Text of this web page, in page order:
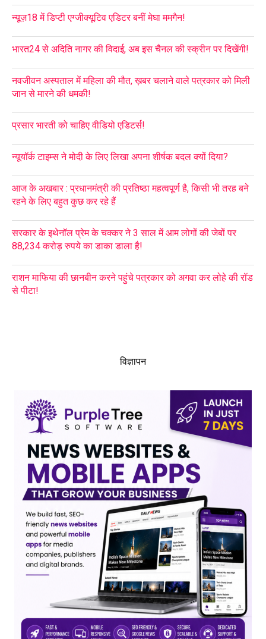
न्यूज़18 में डिप्टी एग्जीक्यूटिव एडिटर बनीं मेघा ममगैन!
भारत24 से अदिति नागर की विदाई, अब इस चैनल की स्क्रीन पर दिखेंगी!
नवजीवन अस्पताल में महिला की मौत, ख़बर चलाने वाले पत्रकार को मिली
जान से मारने की धमकी!
प्रसार भारती को चाहिए वीडियो एडिटर्स!
न्यूयॉर्क टाइम्स ने मोदी के लिए लिखा अपना शीर्षक बदल क्यों दिया?
आज के अखबार : प्रधानमंत्री की प्रतिष्ठा महत्वपूर्ण है, किसी भी तरह बने
रहने के लिए बहुत कुछ कर रहे हैं
सरकार के इथेनॉल प्रेम के चक्कर ने 3 साल में आम लोगों की जेबों पर
88,234 करोड़ रुपये का डाका डाला है!
राशन माफिया की छानबीन करने पहुंचे पत्रकार को अगवा कर लोहे की रॉड
से पीटा!
विज्ञापन